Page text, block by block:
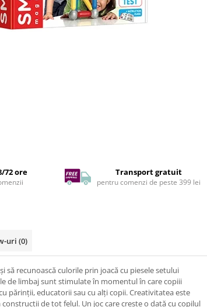
72 ore Transport gratuit
pentru comenzi de peste 399 lei
uri (0)
să recunoască culorile prin joacă cu piesele setului
de limbaj sunt stimulate în momentul în care copiii
părinții, educatorii sau cu alți copii. Creativitatea este
de tot felul. Un joc care crește o dată cu copilul